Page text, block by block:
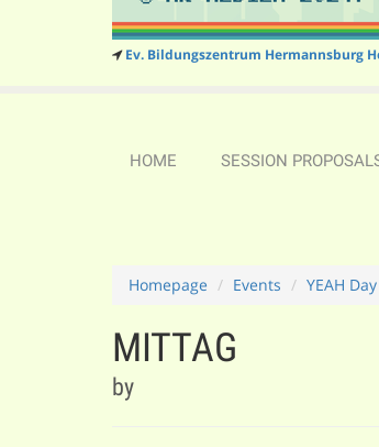
Ev. Bildungszentrum Hermannsburg
HOME SESSION
Homepage Events YEAH
MITTAG
by